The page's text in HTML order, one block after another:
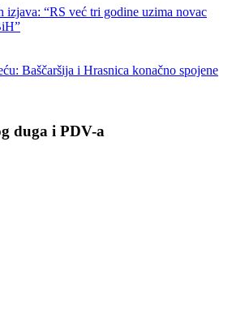
“RS već tri godine uzima novac
Baščaršija i Hrasnica konačno spojene
duga i PDV-a